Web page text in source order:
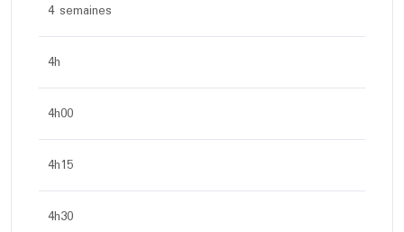
4 semaines
4h
4h00
4h15
4h30